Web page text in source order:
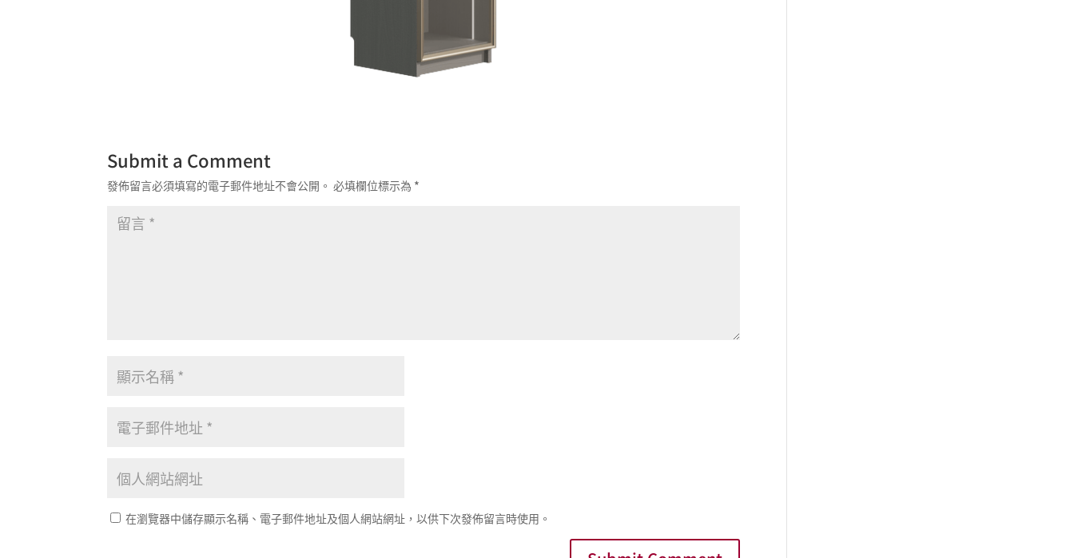
Submit a Comment
發佈留言必須填寫的電子郵件地址不會公開。 必填欄位標示為 *
在瀏覽器中儲存顯示名稱、電子郵件地址及個人網站網址，以供下次發佈留言時使用。